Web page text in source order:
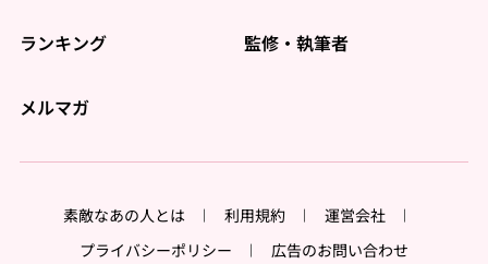
ランキング 監修・執筆者
メルマガ
素敵なあの人とは 利用規約
運営会社
プライバシーポリシー
広告のお問い合わせ